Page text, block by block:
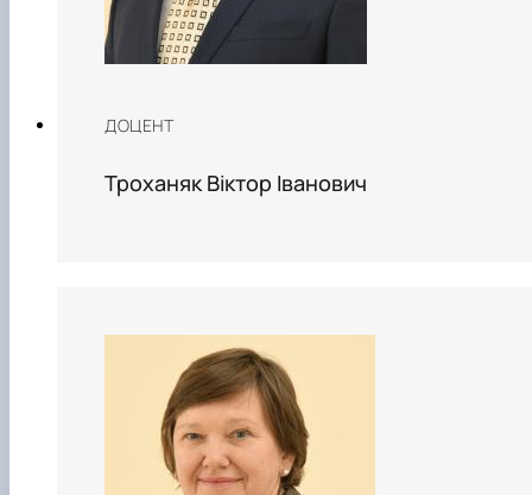
ДОЦЕНТ
Троханяк Віктор Іванович